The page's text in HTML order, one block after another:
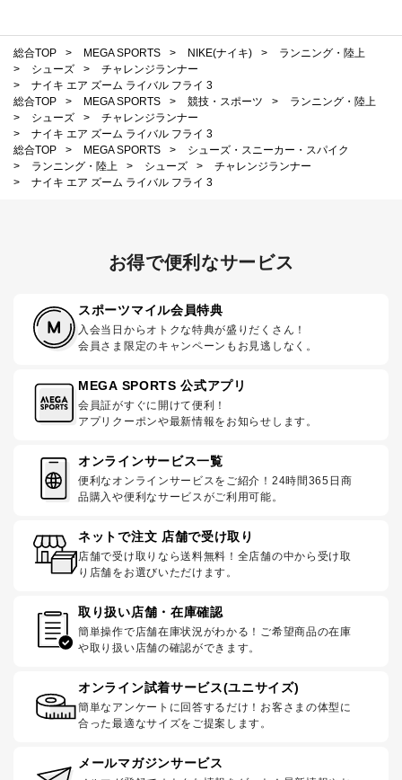
総合TOP > MEGA SPORTS > NIKE(ナイキ) >
ランニング・陸上
>
シューズ >
チャレンジランナー
>
ナイキ エア ズーム ライバル フライ 3
総合TOP
> MEGA SPORTS > 競技・スポーツ >
ランニング・陸上
>
シューズ >
チャレンジランナー
>
ナイキ エア ズーム ライバル フライ 3
総合TOP
> MEGA SPORTS >
シューズ・スニーカー・スパイク
>
ランニング・陸上 > シューズ >
チャレンジランナー
>
ナイキ エア ズーム ライバル フライ 3
お得で便利なサービス
スポーツマイル会員特典
入会当日からオトクな特典が盛りだくさん！
会員さま限定のキャンペーンもお見逃しなく。
MEGA SPORTS 公式アプリ
会員証がすぐに開けて便利！
アプリクーポンや最新情報をお知らせします。
オンラインサービス一覧
便利なオンラインサービスをご紹介！24時間365日商
品購入や便利なサービスがご利用可能。
ネットで注文 店舗で受け取り
店舗で受け取りなら送料無料！全店舗の中から受け取
り店舗をお選びいただけます。
取り扱い店舗・在庫確認
簡単操作で店舗在庫状況がわかる！ご希望商品の在庫
や取り扱い店舗の確認ができます。
オンライン試着サービス(ユニサイズ)
簡単なアンケートに回答するだけ！お客さまの体型に
合った最適なサイズをご提案します。
メールマガジンサービス